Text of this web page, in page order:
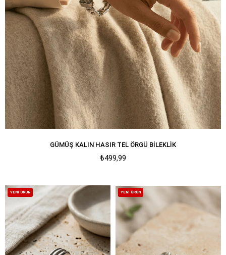
GÜMÜŞ KALIN HASIR TEL ÖRGÜ BILEKLIK
₺499,99
YENI ÜRÜN YENI ÜRÜN